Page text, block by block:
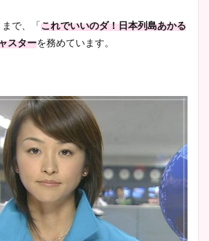
で、「これでいいのダ！日本列島あかる
スターを務めています。